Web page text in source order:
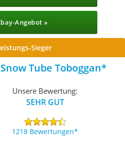
Angebot »
Sieger
Tube Toboggan
Unsere Bewertung:
SEHR GUT
1218 Bewertungen